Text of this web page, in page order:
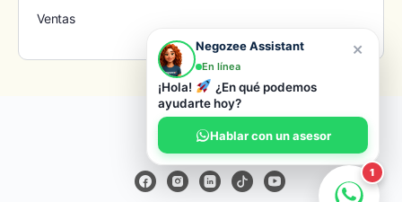
Ventas
© 2026 Negozee
×
Negozee Assistant
En línea
¡Hola!
¿En qué podemos
ayudarte hoy?
Hablar con un asesor
1